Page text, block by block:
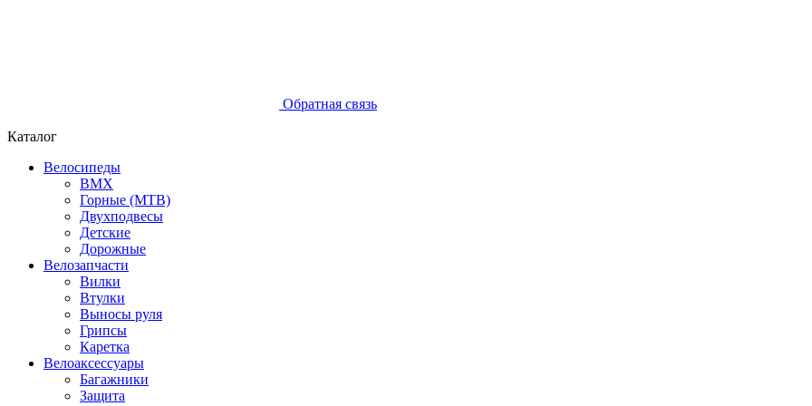
Обратная связь
Каталог
Велосипеды
BMX
Горные (MTB)
Двухподвесы
Детские
Дорожные
Велозапчасти
Вилки
Втулки
Выносы руля
Грипсы
Каретка
Велоаксессуары
Багажники
Защита